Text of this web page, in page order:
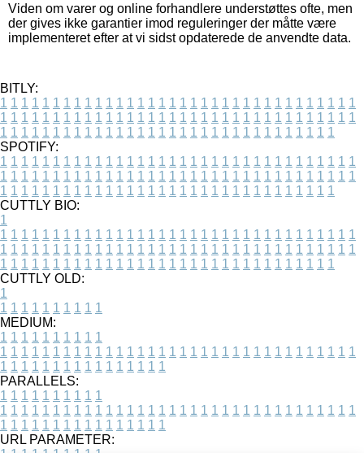
Viden om varer og online forhandlere understøttes ofte, men
der gives ikke garantier imod reguleringer der måtte være
implementeret efter at vi sidst opdaterede de anvendte data.
BITLY:
1 1 1 1 1 1 1 1 1 1 1 1 1 1 1 1 1 1 1 1 1 1 1 1 1 1 1 1 1 1 1 1 1 1
1 1 1 1 1 1 1 1 1 1 1 1 1 1 1 1 1 1 1 1 1 1 1 1 1 1 1 1 1 1 1 1 1 1
1 1 1 1 1 1 1 1 1 1 1 1 1 1 1 1 1 1 1 1 1 1 1 1 1 1 1 1 1 1 1 1
SPOTIFY:
1 1 1 1 1 1 1 1 1 1 1 1 1 1 1 1 1 1 1 1 1 1 1 1 1 1 1 1 1 1 1 1 1 1
1 1 1 1 1 1 1 1 1 1 1 1 1 1 1 1 1 1 1 1 1 1 1 1 1 1 1 1 1 1 1 1 1 1
1 1 1 1 1 1 1 1 1 1 1 1 1 1 1 1 1 1 1 1 1 1 1 1 1 1 1 1 1 1 1 1
CUTTLY BIO:
1
1 1 1 1 1 1 1 1 1 1 1 1 1 1 1 1 1 1 1 1 1 1 1 1 1 1 1 1 1 1 1 1 1 1
1 1 1 1 1 1 1 1 1 1 1 1 1 1 1 1 1 1 1 1 1 1 1 1 1 1 1 1 1 1 1 1 1 1
1 1 1 1 1 1 1 1 1 1 1 1 1 1 1 1 1 1 1 1 1 1 1 1 1 1 1 1 1 1 1 1
CUTTLY OLD:
1
1 1 1 1 1 1 1 1 1 1
MEDIUM:
1 1 1 1 1 1 1 1 1 1
1 1 1 1 1 1 1 1 1 1 1 1 1 1 1 1 1 1 1 1 1 1 1 1 1 1 1 1 1 1 1 1 1 1
1 1 1 1 1 1 1 1 1 1 1 1 1 1 1 1
PARALLELS:
1 1 1 1 1 1 1 1 1 1
1 1 1 1 1 1 1 1 1 1 1 1 1 1 1 1 1 1 1 1 1 1 1 1 1 1 1 1 1 1 1 1 1 1
1 1 1 1 1 1 1 1 1 1 1 1 1 1 1 1
URL PARAMETER: